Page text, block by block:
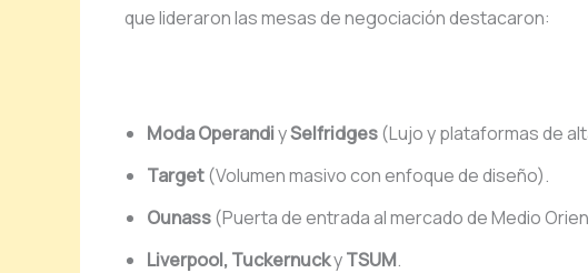
que lideraron las mesas de negociación destacaron:
Moda OperandiySelfridges(Lujo y plataformas de
Target(Volumen masivo con enfoque de diseño).
Ounass(Puerta de entrada al mercado de Medio
Liverpool, TuckernuckyTSUM.